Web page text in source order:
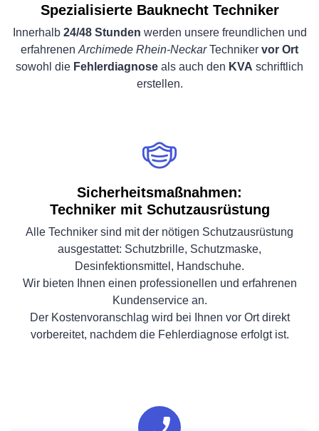
Spezialisierte Bauknecht Techniker
Innerhalb 24/48 Stunden werden unsere freundlichen und
erfahrenen Archimede Rhein-NeckarTechniker vor Ort
sowohl die Fehlerdiagnose als auch den KVA schriftlich
erstellen.
Sicherheitsmaßnahmen:
Techniker mit Schutzausrüstung
Alle Techniker sind mit der nötigen Schutzausrüstung
ausgestattet: Schutzbrille, Schutzmaske,
Desinfektionsmittel, Handschuhe.
Wir bieten Ihnen einen professionellen und erfahrenen
Kundenservice an.
Der Kostenvoranschlag wird bei Ihnen vor Ort direkt
vorbereitet, nachdem die Fehlerdiagnose erfolgt ist.